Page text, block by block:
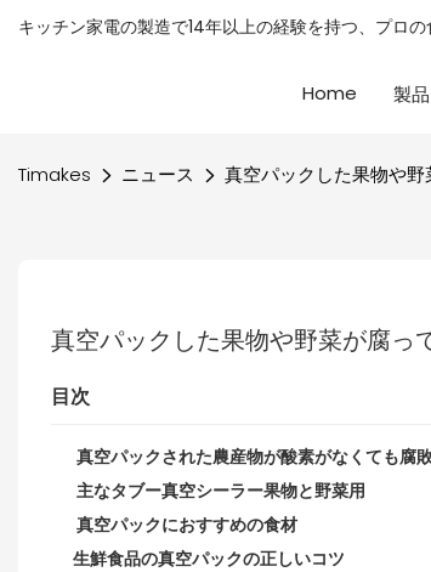
キッチン家電の製造で14年以上の経験を持つ、プロの
Home 製品
Timakes ニュース 真空パックした果物や
真空パックした果物や野菜が腐っ
目次
真空パックされた農産物が酸素がなくても腐
主なタブー真空シーラー果物と野菜用
真空パックにおすすめの食材
生鮮食品の真空パックの正しいコツ